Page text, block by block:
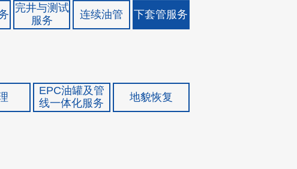
完井与测试
服务
连续油管 下套管服务
EPC油罐及管
线一体化服务
地貌恢复